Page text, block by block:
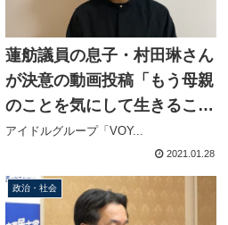
蓮舫議員の息子・村田琳さん
が決意の動画投稿「もう母親
のことを気にして生きること
やめようと思う」
アイドルグループ「VOY...
2021.01.28
政治・社会